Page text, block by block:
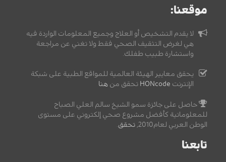
موقعنا:
لا يقدم التشخيص أو العلاج وجميع المعلومات الواردة فيه
هي لغرض التثقيف الصحي فقط ولا تغني عن مراجعة
واستشارة طبيب طفلك.
يحقق معايير الهيئة العالمية للمواقع الطبية على شبكة
الإنترنت HONcode تحقق من هنا
حاصل على جائزة سمو الشيخ سالم العلي الصباح
للمعلوماتية كأفضل مشروع صحي إلكتروني على مستوى
الوطن العربي لعام2010,
تحقق
تابعنا